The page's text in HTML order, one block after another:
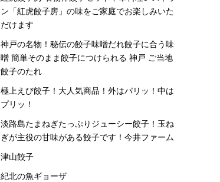
ン「紅虎餃子房」の味をご家庭でお楽しみいた
だけます
神戸の名物！秘伝の餃子味噌だれ餃子に合う味
噌 簡単そのまま餃子につけられる 神戸 ご当地
餃子のたれ
極上えび餃子！大人気商品！外はパリッ！中は
プリッ！
淡路島たまねぎたっぷりジューシー餃子！玉ね
ぎが主役の甘味がある餃子です！今井ファーム
津山餃子
紀北の魚ギョーザ